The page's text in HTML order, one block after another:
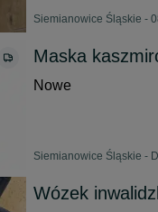
Siemianowice Śląskie -
Maska
Nowe
Siemianowice Śląskie -
Wózek